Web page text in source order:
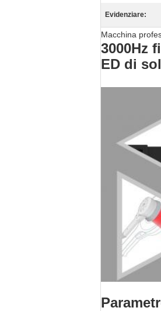
Evidenziare:
Macchina
3000Hz
ED di